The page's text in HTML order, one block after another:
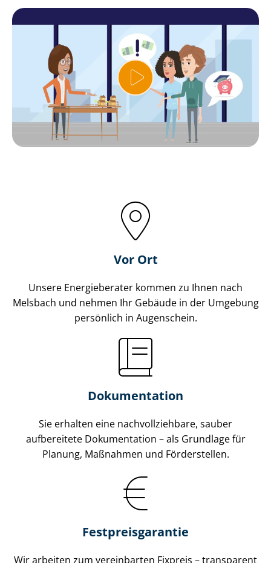
Vor Ort
Unsere Energieberater kommen zu Ihnen nach
Melsbach und nehmen Ihr Gebäude in der Umgebung
persönlich in Augenschein.
Dokumentation
Sie erhalten eine nach­voll­zieh­ba­re, sauber
aufbereitete Dokumentation – als Grundlage für
Planung, Maßnahmen und Förderstellen.
Fest­preis­ga­ran­tie
Wir arbeiten zum vereinbarten Fixpreis – transparent